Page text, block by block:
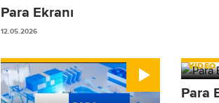
Para Ekranı
12.05.2026
VİDEO
Para